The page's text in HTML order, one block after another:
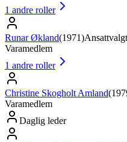
1 andre roller
Runar Økland(1971)Ansattvalgt
Varamedlem
1 andre roller
Christine Skogholt Amland(
Varamedlem
Daglig leder